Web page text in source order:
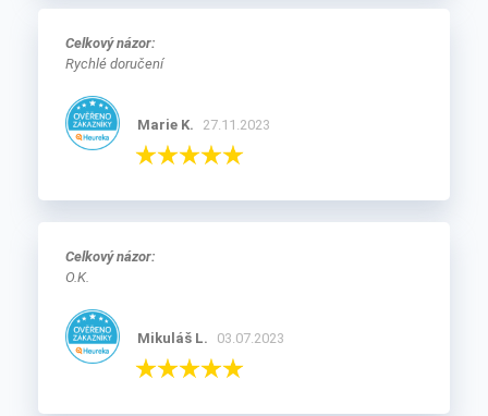
Celkový názor:
Rychlé doručení
Marie K. 27.11.2023
Celkový názor:
O.K.
Mikuláš L. 03.07.2023